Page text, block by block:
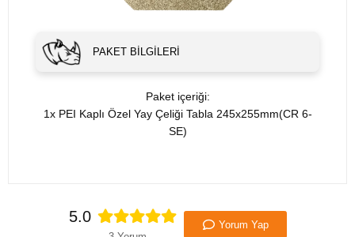
PAKET BILGILERI
Paket içeriği:
1x PEI Kaplı Özel Yay Çeliği Tabla 245x255mm(CR 6-
SE)
5.0 Yorum Yap